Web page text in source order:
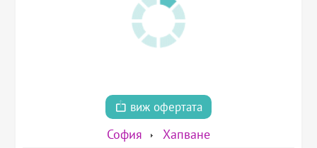
виж офертата
София Хапване